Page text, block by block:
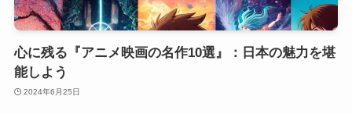
心に残る『アニメ映画の名作10選』：日本の魅力を堪
能しよう
2024年6月25日